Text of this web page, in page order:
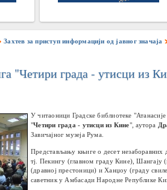
Захтев за приступ информацији од јавног значаја
"Четири града - утисци из
У читаоници Градске библиотеке
"Четири града - утисци из Кине", аутора
Завичајног музеја Рума.
Представљању књиге о десет
тј. Пекингу (главном граду Кине), Шангају
(дравној престоници) и Ханџоу (граду
саветник у Амбасади Народне Републике